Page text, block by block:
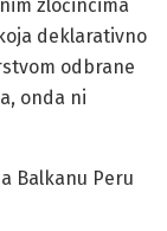
zločincima
deklarativno
odbrane
onda ni
Balkanu Peru